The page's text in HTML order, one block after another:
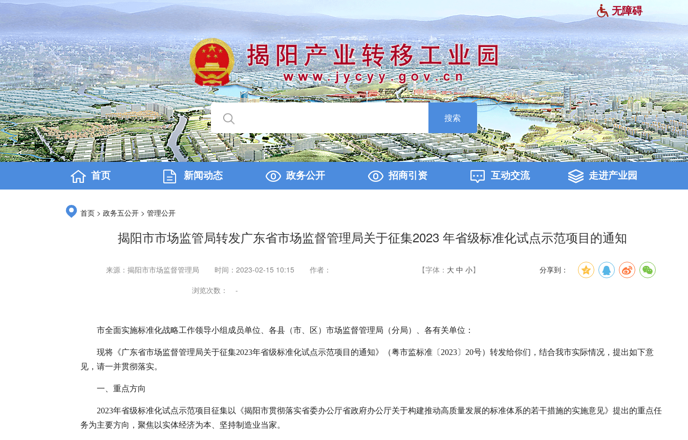
无障碍
搜索
首页 新闻动态 政务公开 招商引资 互动交流 走进产业园
首页 > 政务五公开 > 管理公开
揭阳市市场监管局转发广东省市场监督管理局关于征集2023 年省级标准化试点示范项目的通知
来源：揭阳市市场监督管理局 时间：2023-02-15 10:15
作者：
浏览次数：
-
【字体： 大 中 小】 分享到：
市全面实施标准化战略工作领导小组成员单位、各县（市、区）市场监督管理局（分局）、各有关单位：
现将《广东省市场监督管理局关于征集2023年省级标准化试点示范项目的通知》（粤市监标准〔2023〕20号）转发给你们，结合我市实际情况，提出如下意
见，请一并贯彻落实。
一、重点方向
2023年省级标准化试点示范项目征集以《揭阳市贯彻落实省委办公厅省政府办公厅关于构建推动高质量发展的标准体系的若干措施的实施意见》提出的重点任
务为主要方向，聚焦以实体经济为本、坚持制造业当家。